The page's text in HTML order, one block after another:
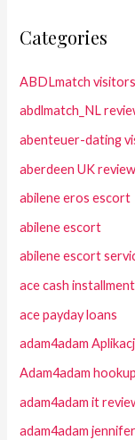
Categories
ABDLmatch visitors
abdlmatch_NL
abenteuer-dating
aberdeen UK
abilene eros escort
abilene escort
abilene escort
ace cash
ace payday loans
adam4adam
Adam4adam
adam4adam it
adam4adam